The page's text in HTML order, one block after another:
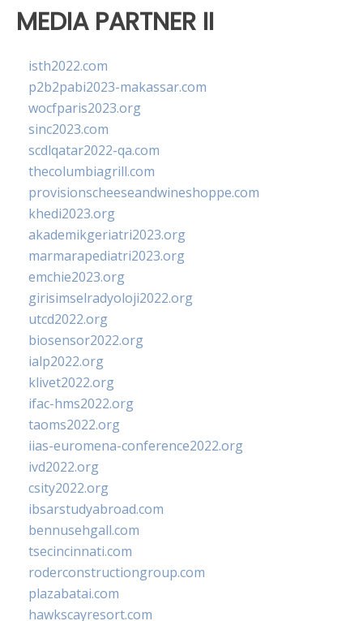
MEDIA PARTNER II
isth2022.com
p2b2pabi2023-makassar.com
wocfparis2023.org
sinc2023.com
scdlqatar2022-qa.com
thecolumbiagrill.com
provisionscheeseandwineshoppe.com
khedi2023.org
akademikgeriatri2023.org
marmarapediatri2023.org
emchie2023.org
girisimselradyoloji2022.org
utcd2022.org
biosensor2022.org
ialp2022.org
klivet2022.org
ifac-hms2022.org
taoms2022.org
iias-euromena-conference2022.org
ivd2022.org
csity2022.org
ibsarstudyabroad.com
bennusehgall.com
tsecincinnati.com
roderconstructiongroup.com
plazabatai.com
hawkscayresort.com